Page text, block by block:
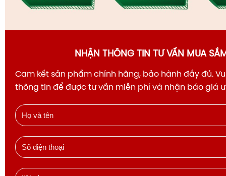
NHẬN THÔNG TIN TƯ VẤN MUA
Cam kết sản phẩm chính hãng, bảo hành đầy đủ.
thông tin để được tư vấn miễn phí và nhận báo giá